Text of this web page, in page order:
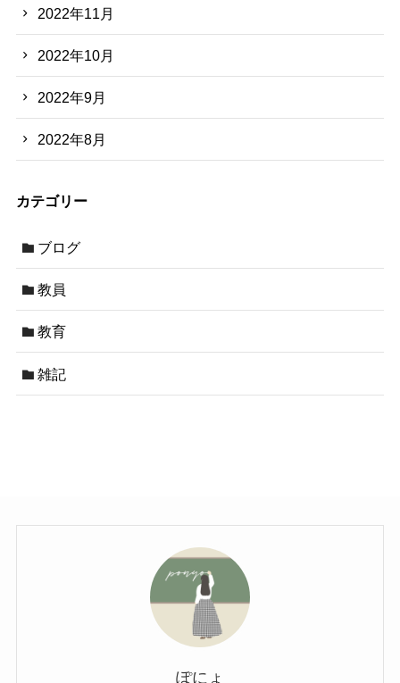
2022年11月
2022年10月
2022年9月
2022年8月
カテゴリー
ブログ
教員
教育
雑記
ぽにょ